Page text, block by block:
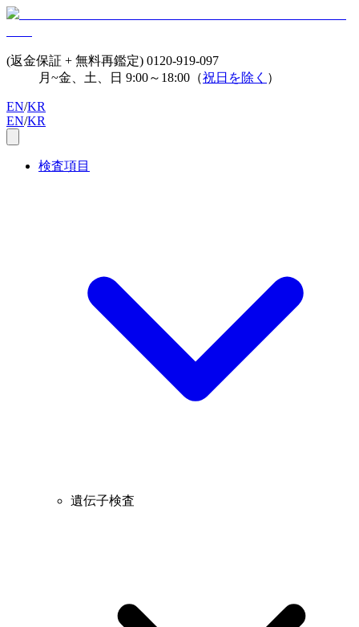
(返金保証 + 無料再鑑定) 0120-919-097
月~金、土、日 9:00～18:00（祝日を除く ）
EN/KR
EN/KR
検査項目
遺伝子検査